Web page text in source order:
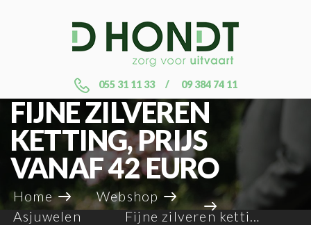
055 31 11 33 09 384 74 11
FIJNE ZILVEREN
KETTING, PRIJS
VANAF 42 EURO
Home
Webshop
Asjuwelen
Fijne zilveren ketting, prijs vanaf 42 euro